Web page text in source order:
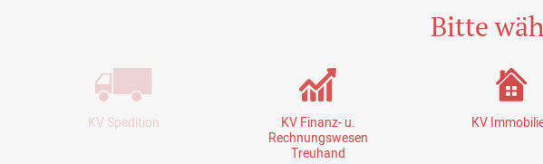
Bitte
KV Spedition
KV Finanz- u.
Rechnungswesen
Treuhand
KV